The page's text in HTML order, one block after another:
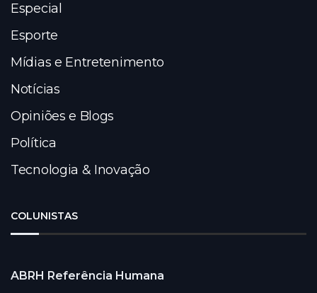
Especial
Esporte
Mídias e Entretenimento
Notícias
Opiniões e Blogs
Política
Tecnologia & Inovação
COLUNISTAS
ABRH Referência Humana